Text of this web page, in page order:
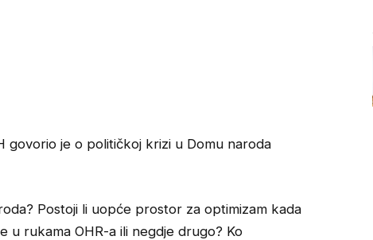
govorio je o političkoj krizi u Domu naroda
Postoji li uopće prostor za optimizam kada
u rukama OHR-a ili negdje drugo? Ko